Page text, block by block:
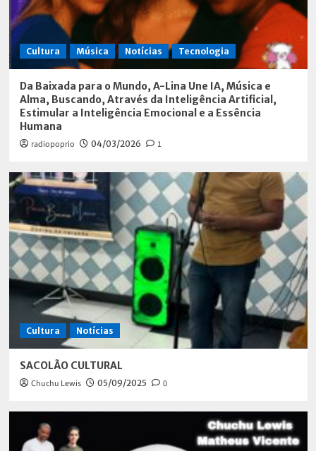
Cultura Música Notícias Tecnologia
Da Baixada para o Mundo, A-Lina Une IA, Música e
Alma, Buscando, Através da Inteligência Artificial,
Estimular a Inteligência Emocional e a Essência
Humana
radiopoprio 04/03/2026 1
Cultura Notícias
SACOLÃO CULTURAL
Chuchu Lewis 05/09/2025 0